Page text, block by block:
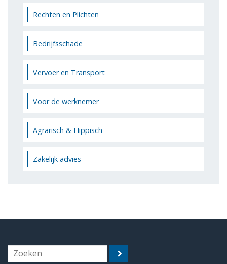
Rechten en Plichten
Bedrijfsschade
Vervoer en Transport
Voor de werknemer
Agrarisch & Hippisch
Zakelijk advies